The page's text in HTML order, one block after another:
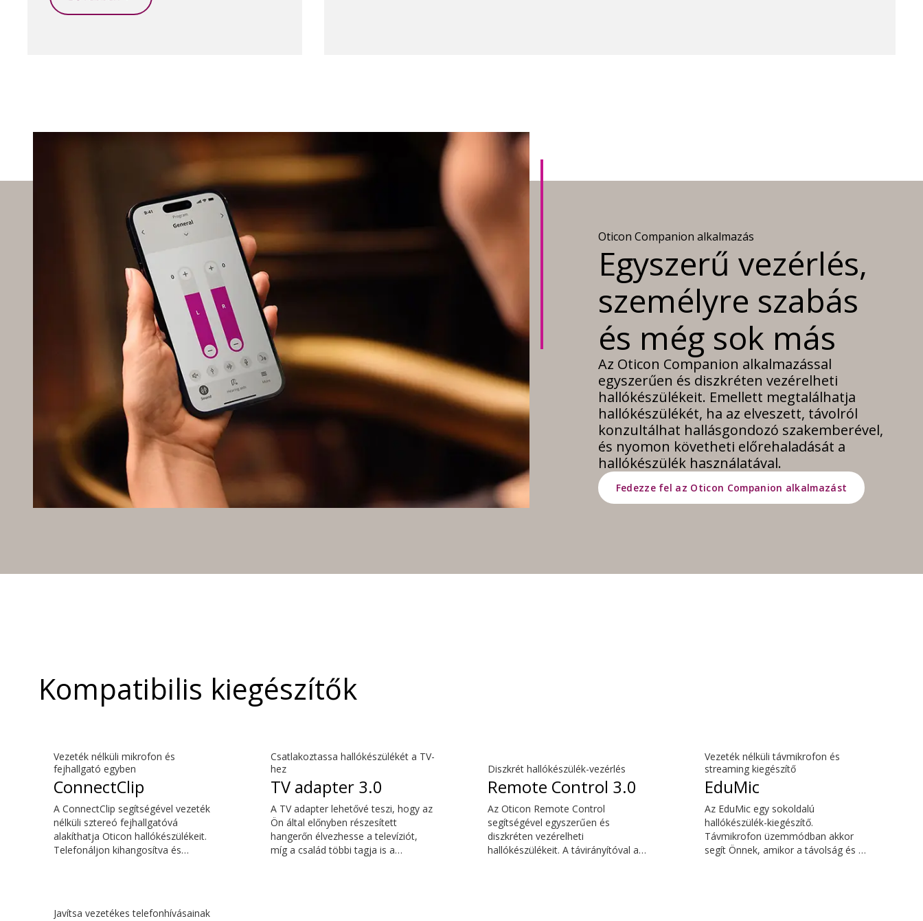
Oticon Companion alkalmazás
Egyszerű vezérlés,
személyre szabás
és még sok más
Az Oticon Companion alkalmazással
egyszerűen és diszkréten vezérelheti
hallókészülékeit. Emellett megtalálhatja
hallókészülékét, ha az elveszett, távolról
konzultálhat hallásgondozó szakemberével,
és nyomon követheti előrehaladását a
hallókészülék használatával.
Fedezze fel az Oticon Companion alkalmazást
Kompatibilis kiegészítők
Vezeték nélküli mikrofon és
fejhallgató egyben
ConnectClip
A ConnectClip segítségével vezeték
nélküli sztereó fejhallgatóvá
alakíthatja Oticon hallókészülékeit.
Telefonáljon kihangosítva és
Csatlakoztassa hallókészülékét a TV-
hez
TV adapter 3.0
A TV adapter lehetővé teszi, hogy az
Ön által előnyben részesített
hangerőn élvezhesse a televíziót,
míg a család többi tagja is a
Diszkrét hallókészülék-vezérlés
Remote Control 3.0
Az Oticon Remote Control
segítségével egyszerűen és
diszkréten vezérelheti
hallókészülékeit. A távirányítóval a
Vezeték nélküli távmikrofon és
streaming kiegészítő
EduMic
Az EduMic egy sokoldalú
hallókészülék-kiegészítő.
Távmikrofon üzemmódban akkor
segít Önnek, amikor a távolság és a
Javítsa vezetékes telefonhívásainak